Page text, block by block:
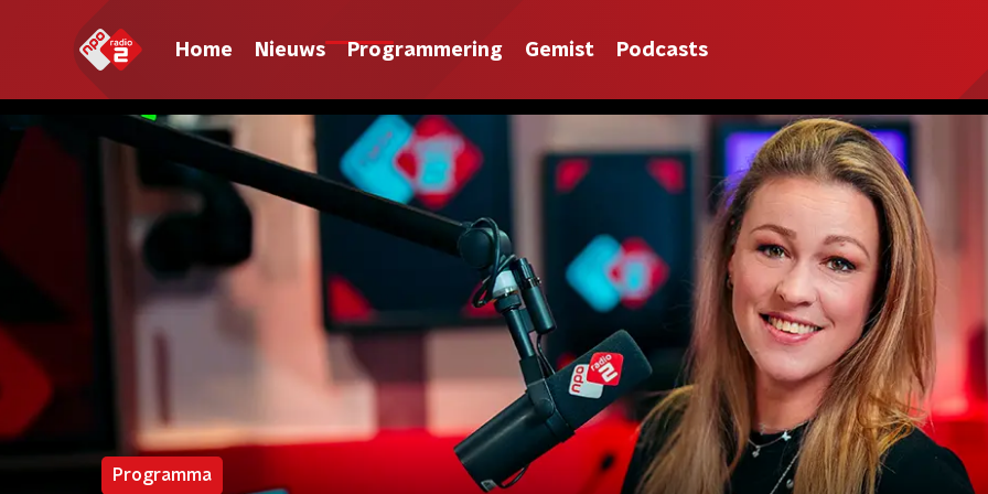
Home Nieuws Programmering Gemist Podcasts
Programma